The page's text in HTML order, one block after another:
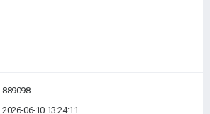
889098
2026-06-10 13:24:11